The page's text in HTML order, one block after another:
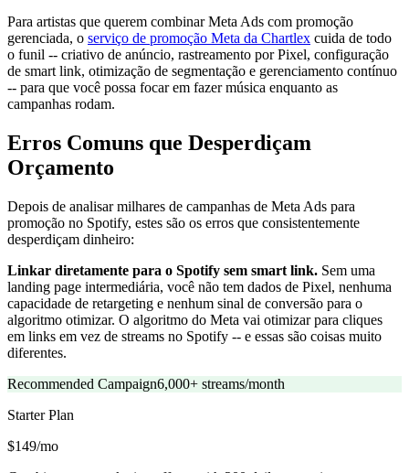
Para artistas que querem combinar Meta Ads com promoção
gerenciada, o serviço de promoção Meta da Chartlex cuida de todo
o funil -- criativo de anúncio, rastreamento por Pixel, configuração
de smart link, otimização de segmentação e gerenciamento contínuo
-- para que você possa focar em fazer música enquanto as
campanhas rodam.
Erros Comuns que Desperdiçam
Orçamento
Depois de analisar milhares de campanhas de Meta Ads para
promoção no Spotify, estes são os erros que consistentemente
desperdiçam dinheiro:
Linkar diretamente para o Spotify sem smart link. Sem uma
landing page intermediária, você não tem dados de Pixel, nenhuma
capacidade de retargeting e nenhum sinal de conversão para o
algoritmo otimizar. O algoritmo do Meta vai otimizar para cliques
em links em vez de streams no Spotify -- e essas são coisas muito
diferentes.
Recommended Campaign6,000+ streams/month
StarterPlan
$149/mo